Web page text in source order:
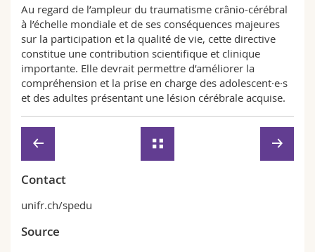
Au regard de l’ampleur du traumatisme crânio-cérébral
à l’échelle mondiale et de ses conséquences majeures
sur la participation et la qualité de vie, cette directive
constitue une contribution scientifique et clinique
importante. Elle devrait permettre d’améliorer la
compréhension et la prise en charge des adolescent·e·s
et des adultes présentant une lésion cérébrale acquise.
Contact
unifr.ch/spedu
Source